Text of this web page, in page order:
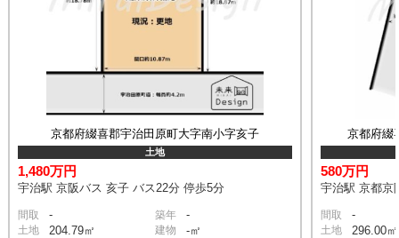
京都府綴喜郡宇治田原町大字南小字亥子
土地
1,480万円
宇治駅 京阪バス 亥子 バス22分 停歩5分
間取 - 築年 -
土地 204.79㎡ 建物 -㎡
京都府綴
580万円
宇治駅 京都京
間取 -
土地 296.00㎡